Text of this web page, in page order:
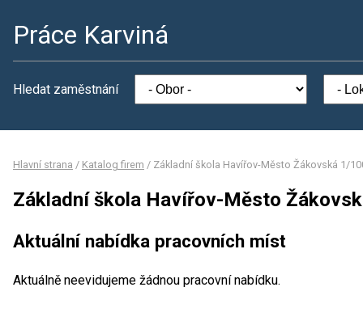
Práce Karviná
Hledat zaměstnání
Hlavní strana / Katalog firem / Základní škola Havířov-Město Žákovská 1/
Základní škola Havířov-Město
Aktuální nabídka pracovních míst
Aktuálně neevidujeme žádnou pracovní nabídku.